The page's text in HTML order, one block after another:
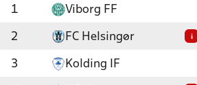
1 Viborg FF
2 FC Helsingør i
3 Kolding IF